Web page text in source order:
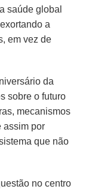
saúde global
a
em vez de
da
sobre o futuro
mecanismos
assim por
que não
no centro